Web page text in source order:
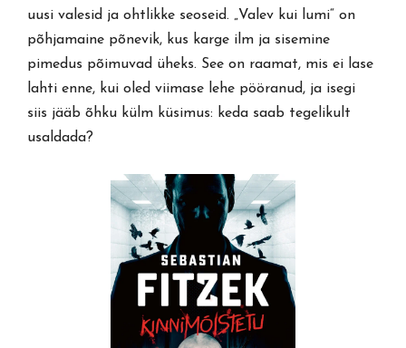
uusi valesid ja ohtlikke seoseid. „Valev kui lumi“ on
põhjamaine põnevik, kus karge ilm ja sisemine
pimedus põimuvad üheks. See on raamat, mis ei lase
lahti enne, kui oled viimase lehe pööranud, ja isegi
siis jääb õhku külm küsimus: keda saab tegelikult
usaldada?